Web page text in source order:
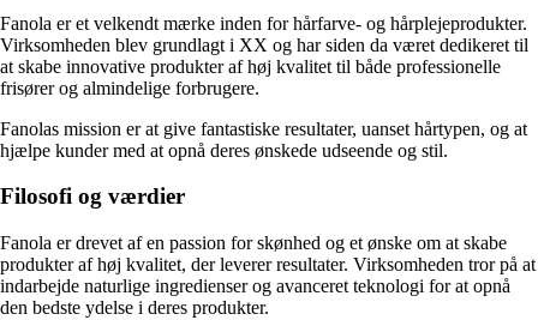
Fanola er et velkendt mærke inden for hårfarve- og hårplejeprodukter.
Virksomheden blev grundlagt i XX og har siden da været dedikeret til
at skabe innovative produkter af høj kvalitet til både professionelle
frisører og almindelige forbrugere.
Fanolas mission er at give fantastiske resultater, uanset hårtypen, og at
hjælpe kunder med at opnå deres ønskede udseende og stil.
Filosofi og værdier
Fanola er drevet af en passion for skønhed og et ønske om at skabe
produkter af høj kvalitet, der leverer resultater. Virksomheden tror på at
indarbejde naturlige ingredienser og avanceret teknologi for at opnå
den bedste ydelse i deres produkter.